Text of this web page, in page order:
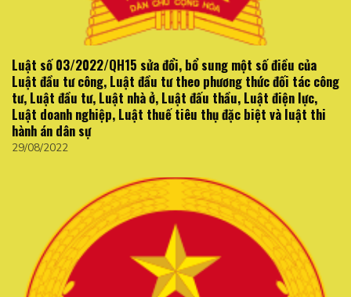
Luật số 03/2022/QH15 sửa đổi, bổ sung một số điều của
Luật đầu tư công, Luật đầu tư theo phương thức đối tác công
tư, Luật đầu tư, Luật nhà ở, Luật đấu thầu, Luật điện lực,
Luật doanh nghiệp, Luật thuế tiêu thụ đặc biệt và luật thi
hành án dân sự
29/08/2022